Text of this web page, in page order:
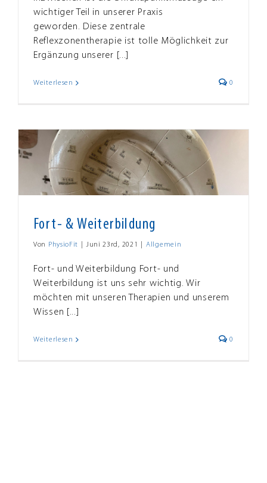
wichtiger Teil in unserer Praxis
geworden. Diese zentrale
Reflexzonentherapie ist tolle Möglichkeit zur
Ergänzung unserer [...]
Weiterlesen 0
Fort- & Weiterbildung
Von PhysioFit Juni 23rd, 2021 Allgemein
Fort- und Weiterbildung Fort- und
Weiterbildung ist uns sehr wichtig. Wir
möchten mit unseren Therapien und unserem
Wissen [...]
Weiterlesen 0